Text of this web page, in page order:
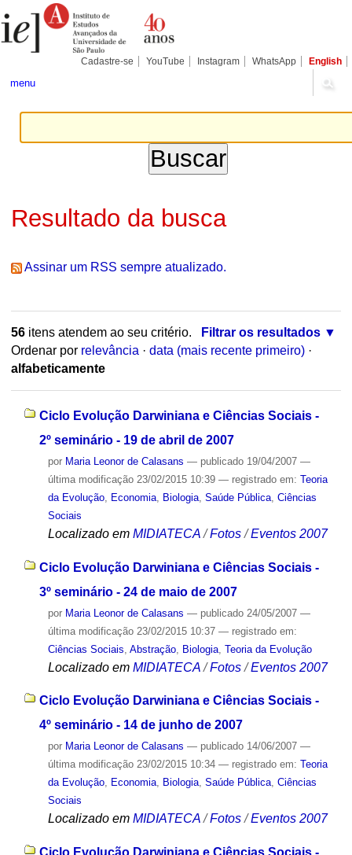
para
conteúdo.
Pessoais
Cadastre-se YouTube Instagram WhatsApp English
menu
Resultado da busca
Assinar um RSS sempre atualizado.
56itens atendem ao seu critério.
Filtrar os resultados
Ordenar por relevância · data (mais recente primeiro) ·
alfabeticamente
Ciclo Evolução Darwiniana e Ciências Sociais -
2º seminário - 19 de abril de 2007
por Maria Leonor de Calasans — publicado19/04/2007 —
última modificação23/02/2015 10:39 — registrado em: Teoria
da Evolução, Economia, Biologia, Saúde Pública, Ciências
Sociais
Localizado em MIDIATECA /Fotos /Eventos 2007
Ciclo Evolução Darwiniana e Ciências Sociais -
3º seminário - 24 de maio de 2007
por Maria Leonor de Calasans — publicado24/05/2007 —
última modificação23/02/2015 10:37 — registrado em:
Ciências Sociais Abstração, Biologia, Teoria da Evolução
Localizado em MIDIATECA /Fotos /Eventos 2007
Ciclo Evolução Darwiniana e Ciências Sociais -
4º seminário - 14 de junho de 2007
por Maria Leonor de Calasans — publicado14/06/2007 —
última modificação23/02/2015 10:34 — registrado em: Teoria
da Evolução, Economia, Biologia, Saúde Pública, Ciências
Sociais
Localizado em MIDIATECA /Fotos /Eventos 2007
Ciclo Evolução Darwiniana e Ciências Sociais -